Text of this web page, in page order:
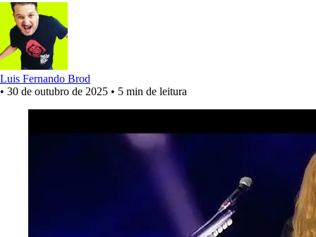
Luis Fernando Brod
• 30 de outubro de 2025 • 5 min de leitura